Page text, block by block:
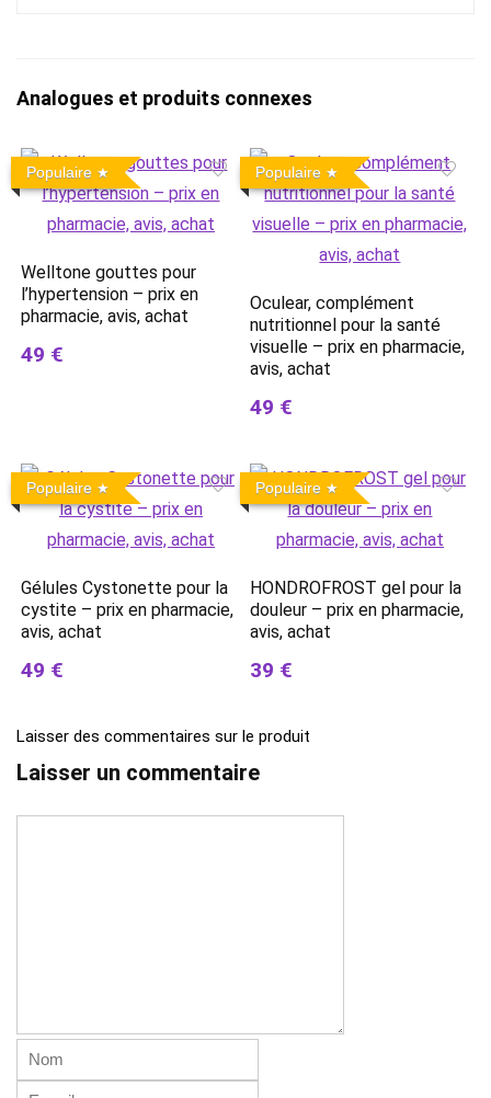
Analogues et produits connexes
Populaire
Welltone gouttes pour
l’hypertension – prix en
pharmacie, avis, achat
49 €
Populaire
Oculear, complément
nutritionnel pour la santé
visuelle – prix en pharmacie,
avis, achat
49 €
Populaire
Gélules Cystonette pour la
cystite – prix en pharmacie,
avis, achat
49 €
Populaire
HONDROFROST gel pour la
douleur – prix en pharmacie,
avis, achat
39 €
Laisser des commentaires sur le produit
Laisser un commentaire